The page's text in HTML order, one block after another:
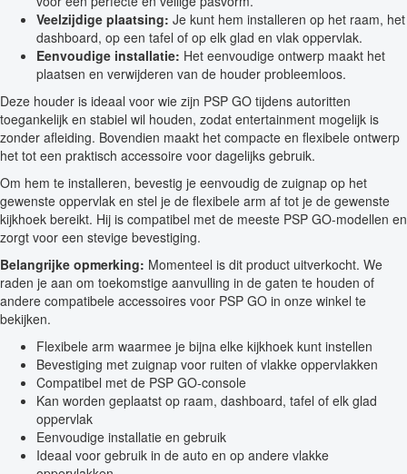
Veelzijdige plaatsing: Je kunt hem installeren op het raam, het
dashboard, op een tafel of op elk glad en vlak oppervlak.
Eenvoudige installatie: Het eenvoudige ontwerp maakt het
plaatsen en verwijderen van de houder probleemloos.
Deze houder is ideaal voor wie zijn PSP GO tijdens autoritten
toegankelijk en stabiel wil houden, zodat entertainment mogelijk is
zonder afleiding. Bovendien maakt het compacte en flexibele ontwerp
het tot een praktisch accessoire voor dagelijks gebruik.
Om hem te installeren, bevestig je eenvoudig de zuignap op het
gewenste oppervlak en stel je de flexibele arm af tot je de gewenste
kijkhoek bereikt. Hij is compatibel met de meeste PSP GO-modellen en
zorgt voor een stevige bevestiging.
Belangrijke opmerking: Momenteel is dit product uitverkocht. We
raden je aan om toekomstige aanvulling in de gaten te houden of
andere compatibele accessoires voor PSP GO in onze winkel te
bekijken.
Flexibele arm waarmee je bijna elke kijkhoek kunt instellen
Bevestiging met zuignap voor ruiten of vlakke oppervlakken
Compatibel met de PSP GO-console
Kan worden geplaatst op raam, dashboard, tafel of elk glad
oppervlak
Eenvoudige installatie en gebruik
Ideaal voor gebruik in de auto en op andere vlakke